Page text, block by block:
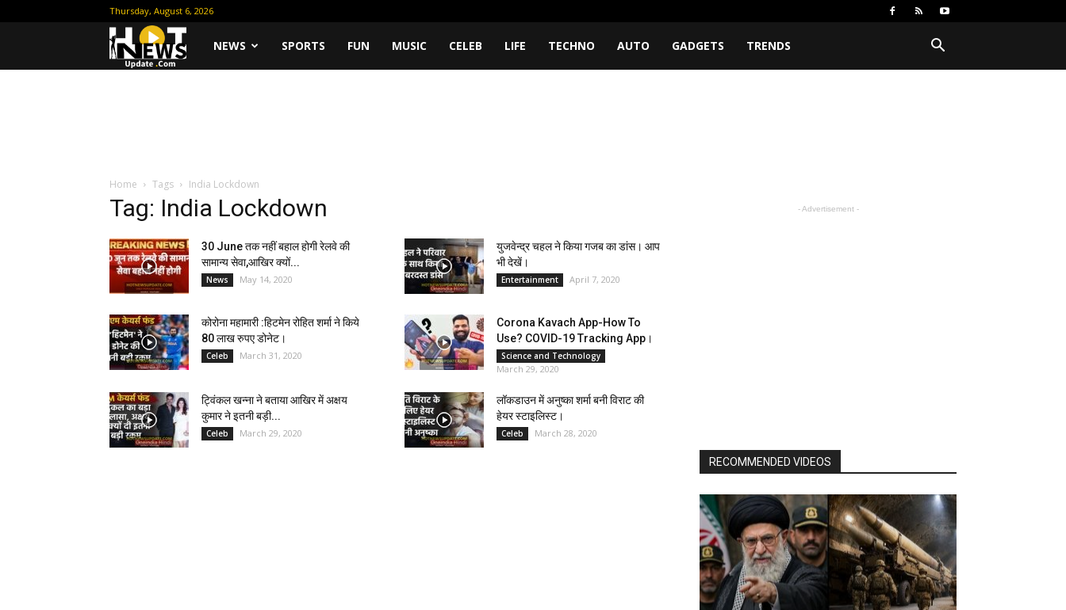
Thursday, August 6, 2026
HotNEWS SPORTS FUN MUSIC CELEB LIFE TECHNO AUTO GADGETS TRENDS
Home Tags India Lockdown
Tag: India Lockdown
30 June तक नहीं बहाल होगी रेलवे की
सामान्य सेवा,आखिर क्यों...
News May 14, 2020
युजवेन्द्र चहल ने किया गजब का डांस। आप
भी देखें।
Entertainment April 7, 2020
कोरोना महामारी :हिटमेन रोहित शर्मा ने किये
80 लाख रुपए डोनेट।
Celeb March 31, 2020
Corona Kavach App-How To
Use? COVID-19 Tracking App।
Science and Technology
March 29, 2020
ट्विंकल खन्ना ने बताया आखिर में अक्षय
कुमार ने इतनी बड़ी...
Celeb March 29, 2020
लॉकडाउन में अनुष्का शर्मा बनी विराट की
हेयर स्टाइलिस्ट।
Celeb March 28, 2020
- Advertisement -
RECOMMENDED VIDEOS